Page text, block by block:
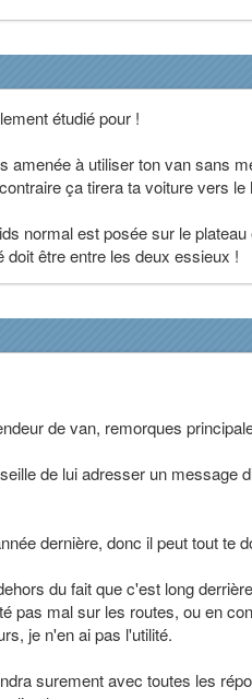
étudié pour !
amenée à utiliser ton van sans
ça tirera ta voiture vers le
normal est posée sur le
doit être entre les deux essieux !
de van, remorques
de lui adresser un message
dernière, donc il peut tout te
du fait que c'est long
pas mal sur les routes, ou en
je n'en ai pas l'utilité.
surement avec toutes les